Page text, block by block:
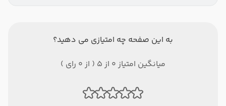
به این صفحه چه امتیازی می دهید؟
میانگین امتیاز 0 از 5 ( از 0 رای )